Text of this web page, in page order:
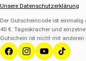
Unsere Datenschutzerklärung
Der Gutscheincode ist
40 €. Tageskracher und
Gutschein ist nicht mit anderen
FacebookInstagram
YouTubeTikTok